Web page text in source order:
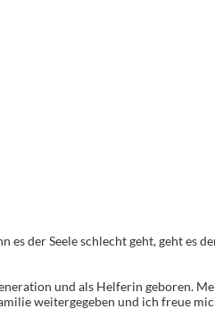
der Seele schlecht geht, geht es
und als Helferin geboren.
weitergegeben und ich freue